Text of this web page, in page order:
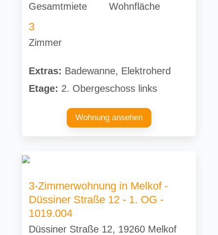
Gesamtmiete Wohnfläche
3
Zimmer
Extras: Badewanne, Elektroherd
Etage: 2. Obergeschoss links
Wohnung ansehen
3-Zimmerwohnung in Melkof -
Düssiner Straße 12 - 1. OG -
1019.004
Düssiner Straße 12, 19260 Melkof